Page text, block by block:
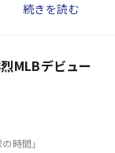
続きを読む
MLBデビュー
時間」